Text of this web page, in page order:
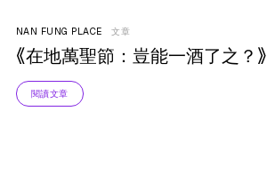
NAN FUNG PLACE 文章
《在地萬聖節：豈能一酒了之？》
閱讀文章